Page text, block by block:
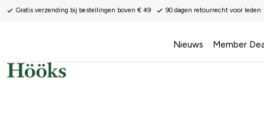
Gratis verzending bij bestellingen boven € 49 90 dagen retourrecht voor leden
Nieuws Member